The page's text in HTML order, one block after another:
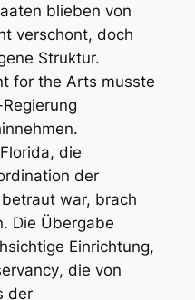
blieben von
verschont, doch
Struktur.
for the Arts musste
, die
der
war, brach
Die Übergabe
Einrichtung,
, die von
der